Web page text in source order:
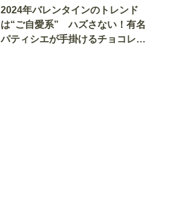
2024年バレンタインのトレンド
は“ご自愛系” ハズさない！有名
パティシエが手掛けるチョコレー